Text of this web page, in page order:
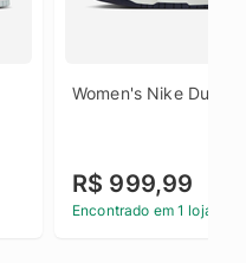
Women's Nike Dunk
R$ 999,99
Encontrado em 1 loja